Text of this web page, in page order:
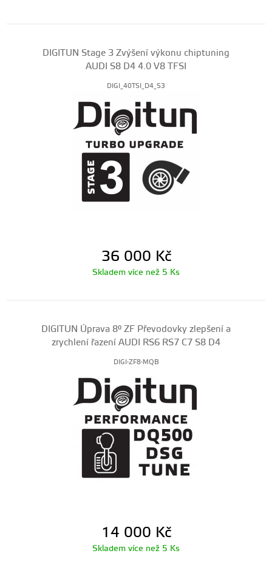
DIGITUN Stage 3 Zvýšení výkonu chiptuning
AUDI S8 D4 4.0 V8 TFSI
DIGI_40TSI_D4_S3
36 000 Kč
Skladem více než 5 Ks
DIGITUN Úprava 8° ZF Převodovky zlepšení a
zrychlení řazení AUDI RS6 RS7 C7 S8 D4
DIGI-ZF8-MQB
14 000 Kč
Skladem více než 5 Ks